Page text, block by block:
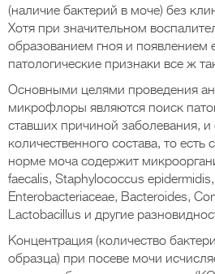
(наличие бактерий в моче) без
Хотя при значительном
образованием гноя и появлением
патологические признаки все ж
Основными целями проведения
микрофлоры являются поиск
ставших причиной заболевания,
количественного состава, то есть
норме моча содержит
faecalis, Staphylococcus
Enterobacteriaceae, Bacteroides,
Lactobacillus и другие
Концентрация (количество
образца) при посеве мочи